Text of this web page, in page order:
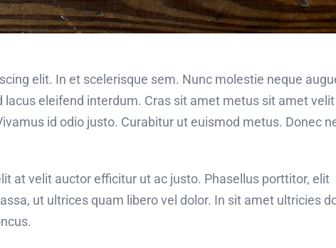
elit. In et scelerisque sem. Nunc molestie neque
eleifend interdum. Cras sit amet metus sit amet velit
id odio justo. Curabitur ut euismod metus. Donec
at velit auctor efficitur ut ac justo. Phasellus porttitor, elit
ut ultrices quam libero vel dolor. In sit amet ultricies